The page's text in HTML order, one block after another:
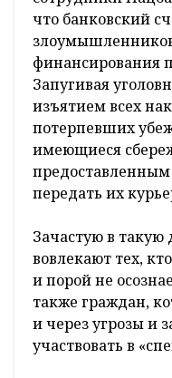
что банковский
финансирования
Запугивая
изъятием всех
потерпевших
имеющиеся
передать их
Зачастую в такую
вовлекают тех,
и порой не
также граждан,
и через угрозы и
участвовать в